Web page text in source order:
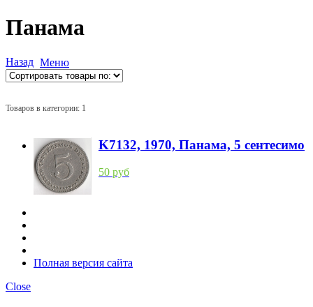
Панама
Назад Меню
Товаров в категории: 1
K7132, 1970, Панама, 5 сентесимо
50 руб
Полная версия сайта
Close